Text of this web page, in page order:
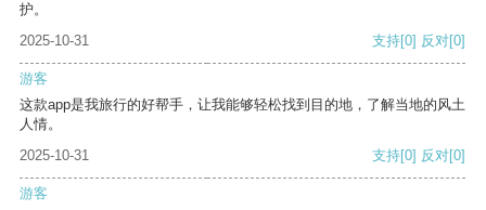
护。
2025-10-31
支持[0] 反对[0]
游客
这款app是我旅行的好帮手，让我能够轻松找到目的地，了解当地的风土
人情。
2025-10-31
支持[0] 反对[0]
游客